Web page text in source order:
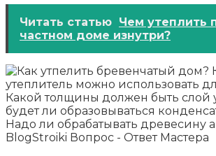
Читать статью Чем утеплить
частном доме изнутри?